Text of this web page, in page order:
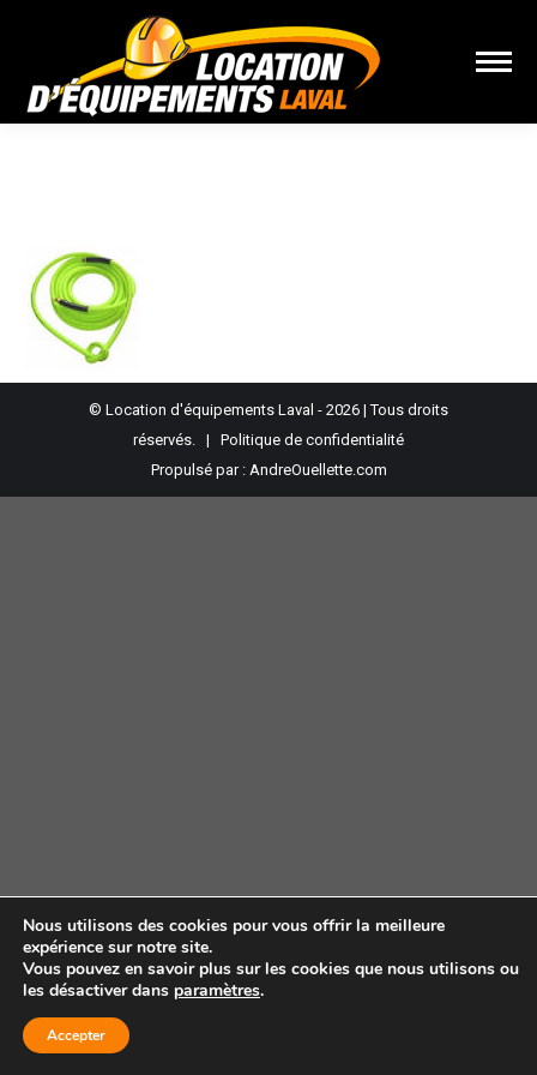
© Location d'équipements Laval - 2026 | Tous droits
réservés. | Politique de confidentialité
Propulsé par : AndreOuellette.com
Nous utilisons des cookies pour vous offrir la meilleure
expérience sur notre site.
Vous pouvez en savoir plus sur les cookies que nous utilisons ou
les désactiver dans paramètres.
Accepter